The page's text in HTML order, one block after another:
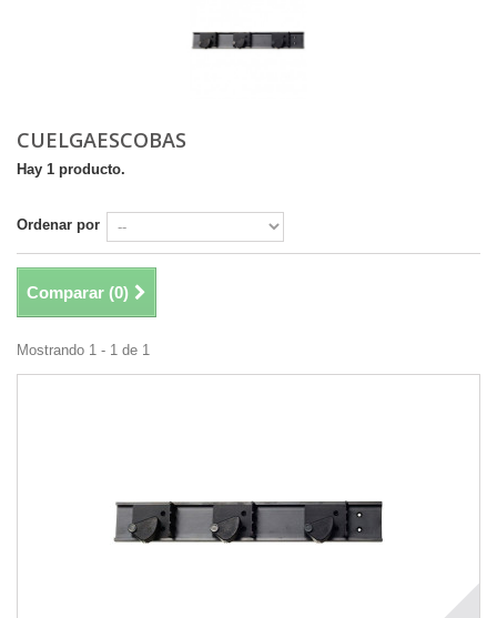
CUELGAESCOBAS
Hay 1 producto.
Ordenar por
Comparar (0)
Mostrando 1 - 1 de 1